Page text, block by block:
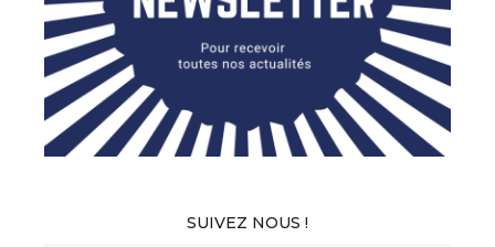
SUIVEZ NOUS !